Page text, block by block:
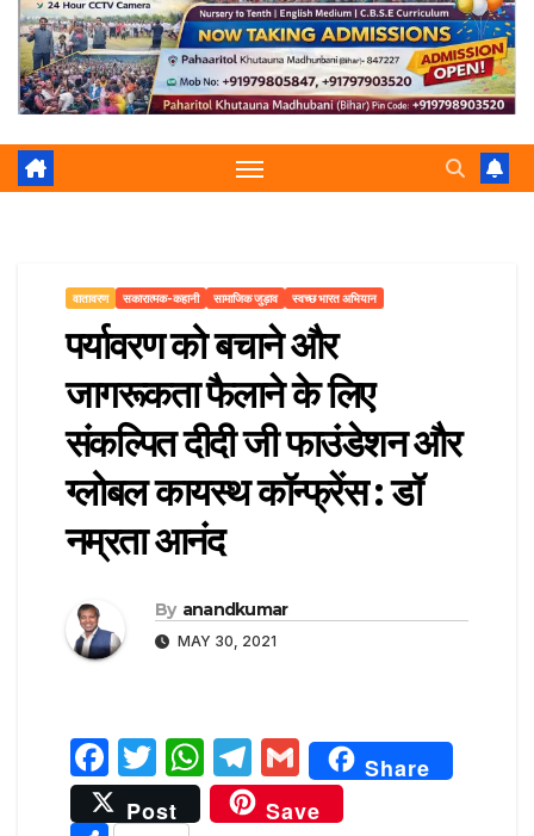
वातावरण सकारात्मक-कहानी सामाजिक जुड़ाव स्वच्छ भारत अभियान
पर्यावरण को बचाने और
जागरूकता फैलाने के लिए
संकल्पित दीदी जी फाउंडेशन और
ग्लोबल कायस्थ कॉन्फ्रेंस : डॉ
नम्रता आनंद
By anandkumar
MAY 30, 2021
F
a
T
w
W
h
T
el
G
m
Share
Post
Save
pa
m
e